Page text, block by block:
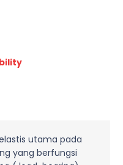
utama pada
yang berfungsi